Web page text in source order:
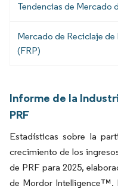
Tendencias de Mercado
Mercado de Reciclaje
(FRP)
Informe de la
PRF
Estadísticas sobre la
crecimiento de los
de PRF para 2025,
de Mordor Intelligence™.